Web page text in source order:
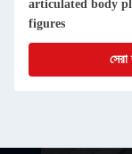
articulated body
figures
সেরা